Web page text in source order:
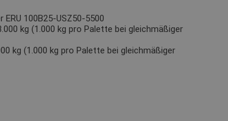
100B25-USZ50-5500
kg (1.000 kg pro Palette bei gleichmäßiger
kg (1.000 kg pro Palette bei gleichmäßiger